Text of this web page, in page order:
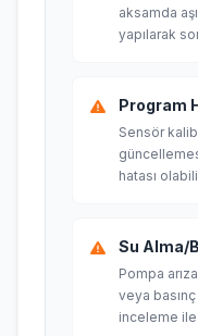
aksamda
yapılarak
Program
Sensör
hatası
Su Alma/
Pompa
veya
inceleme